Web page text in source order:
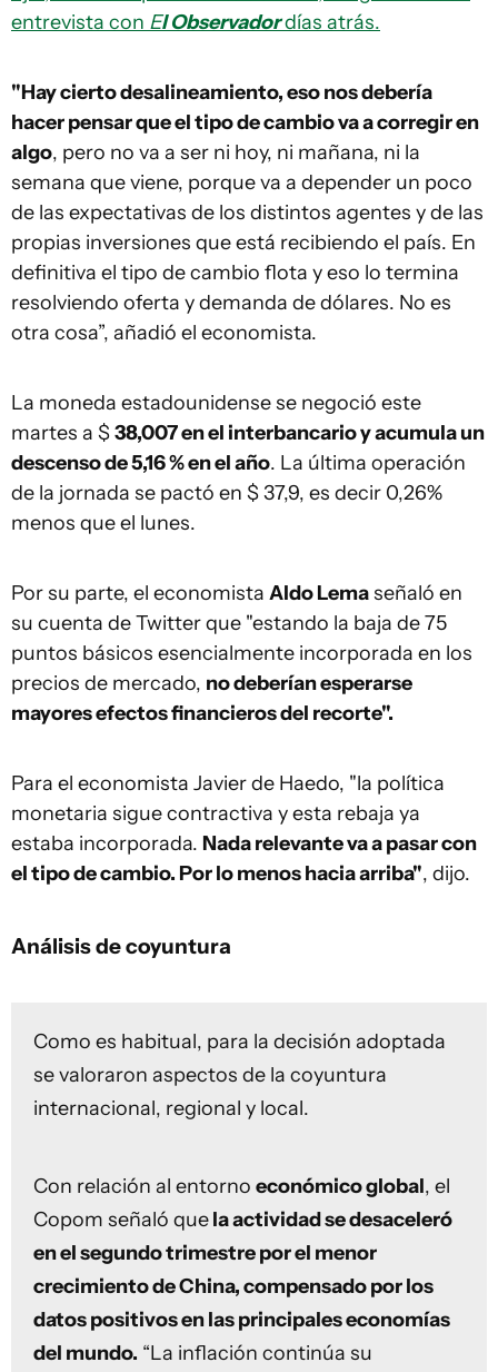
entrevista con El Observadordías atrás.
"Hay cierto desalineamiento, eso nos debería
hacer pensar que el tipo de cambio va a corregir en
algo, pero no va a ser ni hoy, ni mañana, ni la
semana que viene, porque va a depender un poco
de las expectativas de los distintos agentes y de las
propias inversiones que está recibiendo el país. En
definitiva el tipo de cambio flota y eso lo termina
resolviendo oferta y demanda de dólares. No es
otra cosa”, añadió el economista.
La moneda estadounidense se negoció este
martes a $38,007 en el interbancario y acumula un
descenso de 5,16 % en el año. La última operación
de la jornada se pactó en $ 37,9, es decir 0,26%
menos que el lunes.
Por su parte, el economista Aldo Lemaseñaló en
su cuenta de Twitter que "estando la baja de 75
puntos básicos esencialmente incorporada en los
precios de mercado, no deberían esperarse
mayores efectos financieros del recorte".
Para el economista Javier de Haedo, "la política
monetaria sigue contractiva y esta rebaja ya
estaba incorporada. Nada relevante va a pasar con
el tipo de cambio. Por lo menos hacia arriba", dijo.
Análisis de coyuntura
Como es habitual, para la decisión adoptada
se valoraron aspectos de la coyuntura
internacional, regional y local.
Con relación al entorno económico global, el
Copom señaló quela actividad se desaceleró
en el segundo trimestre por el menor
crecimiento de China, compensado por los
datos positivos en las principales economías
del mundo. “La inflación continúa su